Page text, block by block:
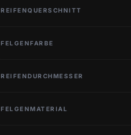
REIFENQUERSCHNITT
FELGENFARBE
REIFENDURCHMESSER
FELGENMATERIAL